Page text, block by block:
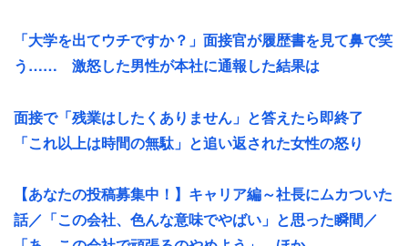
しかし、そのポジティブな自己評価とは対照的に、マクロ
より良くなっているか」という問いに対しては、「どちら
かといえば悪くなっている」（49.3％）、「悪くなってい
取り巻く社会全体の先行きに対しては、楽観視しづらいと
いう慎重な見方が広がっている。
「大学を出てウチですか？」面接官が履歴書を見て鼻で笑
う…… 激怒した男性が本社に通報した結果は
面接で「残業はしたくありません」と答えたら即終了
「これ以上は時間の無駄」と追い返された女性の怒り
【あなたの投稿募集中！】キャリア編～社長にムカついた
話／「この会社、色んな意味でやばい」と思った瞬間／